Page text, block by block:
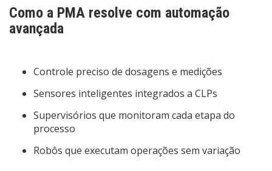
Como a PMA resolve com automação
avançada
Controle preciso de dosagens e medições
Sensores inteligentes integrados a CLPs
Supervisórios que monitoram cada etapa do
processo
Robôs que executam operações sem variação